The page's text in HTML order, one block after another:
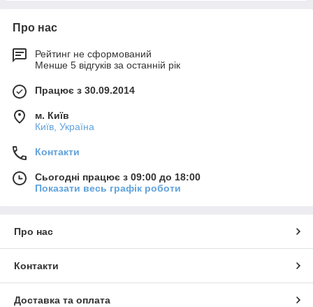
Про нас
Рейтинг не сформований
Менше 5 відгуків за останній рік
Працює з 30.09.2014
м. Київ
Київ, Україна
Контакти
Сьогодні працює з 09:00 до 18:00
Показати весь графік роботи
Про нас
Контакти
Доставка та оплата